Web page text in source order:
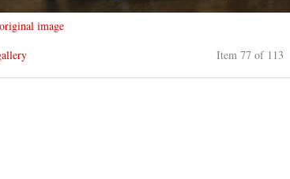
image
Item 77 of 113